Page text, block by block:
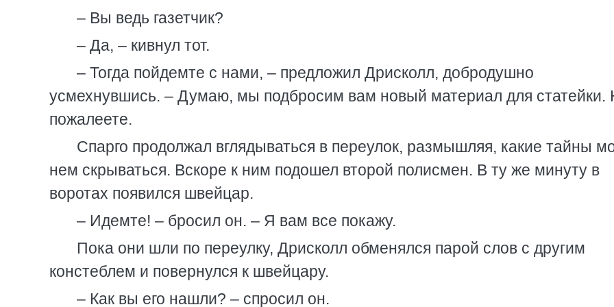
– Вы ведь газетчик?
– Да, – кивнул тот.
– Тогда пойдемте с нами, – предложил Дрисколл, добродушно
усмехнувшись. – Думаю, мы подбросим вам новый материал для статейки.
пожалеете.
Спарго продолжал вглядываться в переулок, размышляя, какие тайны
нем скрываться. Вскоре к ним подошел второй полисмен. В ту же минуту в
воротах появился швейцар.
– Идемте! – бросил он. – Я вам все покажу.
Пока они шли по переулку, Дрисколл обменялся парой слов с другим
констеблем и повернулся к швейцару.
– Как вы его нашли? – спросил он.